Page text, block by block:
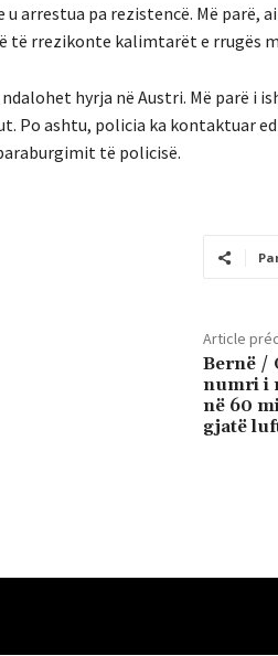
u arrestua pa rezistencë. Më
të rrezikonte kalimtarët e rrugës
ndalohet hyrja në Austri. Më parë
Po ashtu, policia ka kontaktuar
të policisë.
Article
Bernë /
numri i
në 60
gjatë